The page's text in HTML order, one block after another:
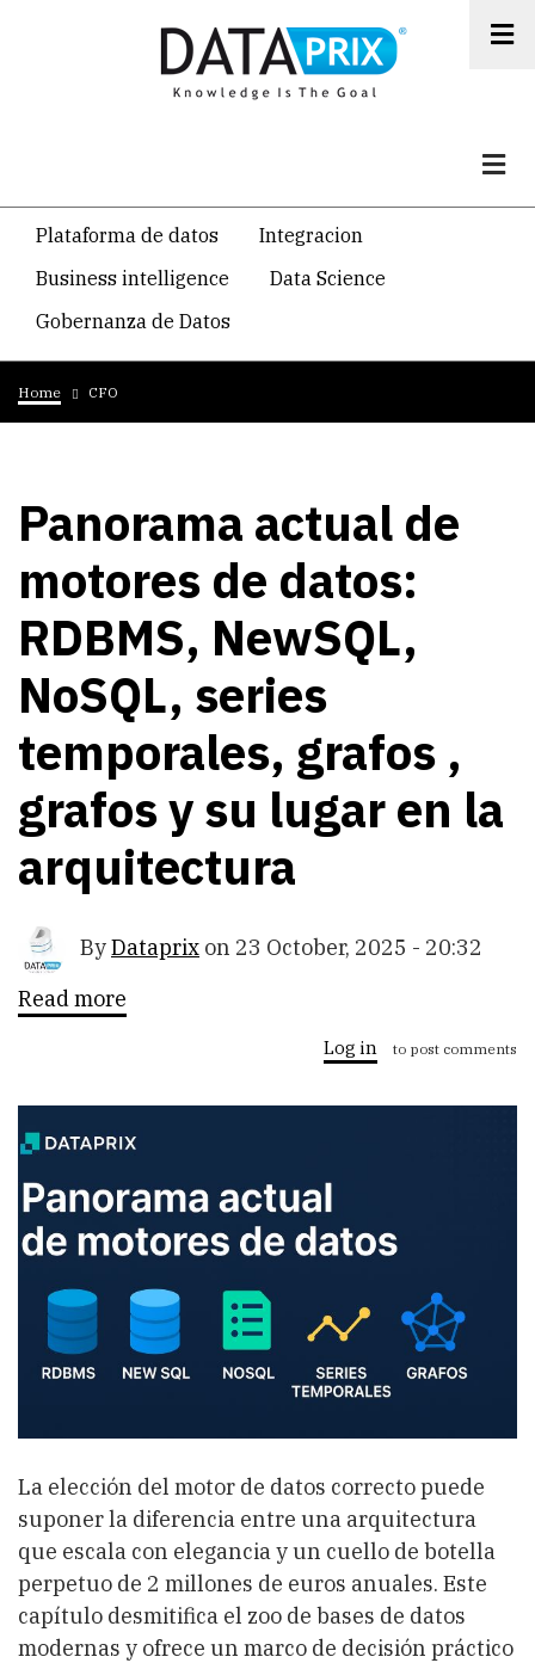
Navegacion
temática
principal
Plataforma de datos
Integracion
Business intelligence
Data Science
Gobernanza de Datos
Breadcrumb
Home CFO
Panorama actual de
motores de datos:
RDBMS, NewSQL,
NoSQL, series
temporales, grafos ,
grafos y su lugar en la
arquitectura
ByDataprix on 23 October, 2025 - 20:32
Read more
de
RDBMS,
NoSQL,
series
temporales,
grafos
grafos
y
su
lugar
en
Log in to post comments
La elección del motor de datos correcto puede
suponer la diferencia entre una arquitectura
que escala con elegancia y un cuello de botella
perpetuo de 2 millones de euros anuales. Este
capítulo desmitifica el zoo de bases de datos
modernas y ofrece un marco de decisión práctico